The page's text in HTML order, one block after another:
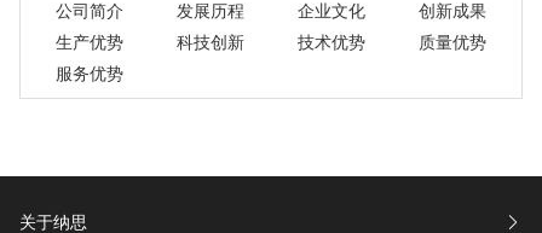
公司简介
发展历程 企业文化
创新成果
生产优势
科技创新 技术优势
质量优势
服务优势
关于纳思